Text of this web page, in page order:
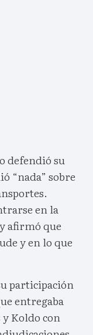
defendió su
“nada” sobre
en la
afirmó que
y en lo que
participación
entregaba
y Koldo con